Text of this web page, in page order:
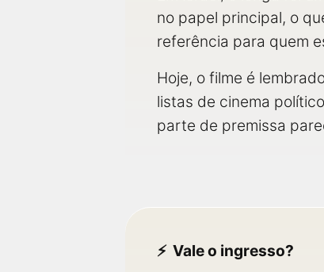
no papel principal, o
referência para quem
Hoje, o filme é
listas de cinema
parte de premissa
Vale o ingresso?